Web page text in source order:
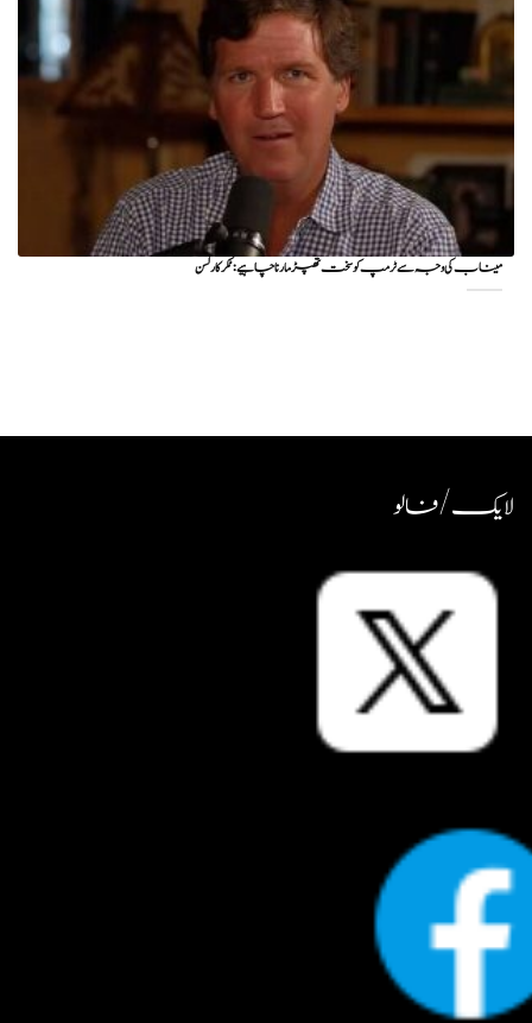
میناب کی وجہ سے ٹرمپ کو سخت تھپڑ مارنا چاہیے : ٹکر کارلسن
لایک / فالو